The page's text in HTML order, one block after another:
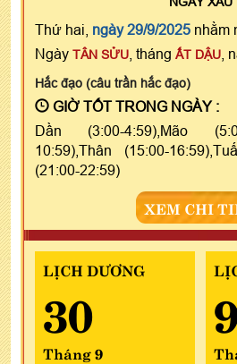
Thứ hai, ngày 29/9/2025 nhằm
Ngày TÂN SỬU , tháng ẤT DẬU ,
Hắc đạo (câu trần hắc đạo)
GIỜ TỐT TRONG NGÀY :
Dần (3:00-4:59),Mão
10:59),Thân (15:00-
(21:00-22:59)
XEM CHI
LỊCH DƯƠNG
30
Tháng 9